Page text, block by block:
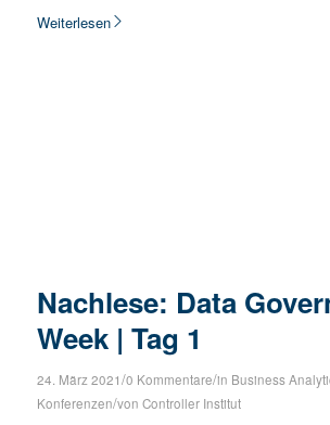
Weiterlesen
Nachlese: Data
Week | Tag 1
24. März 2021/0 Kommentare/in Business
Konferenzen/von Controller Institut